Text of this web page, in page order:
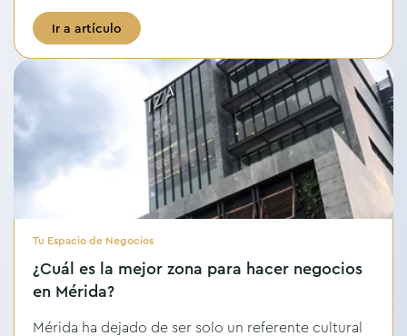
Ir a artículo
Tu Espacio de Negocios
¿Cuál es la mejor zona para hacer negocios
en Mérida?
Mérida ha dejado de ser solo un referente cultural